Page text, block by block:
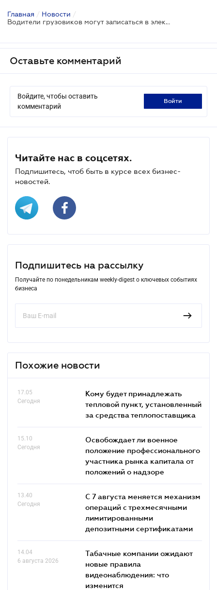
Главная / Новости /
Водители грузовиков могут записаться в электронную очередь в смартфоне: работает приложение eCherha
Оставьте комментарий
Войдите, чтобы оставить
комментарий
войти
Читайте нас в соцсетях.
Подпишитесь, чтоб быть в курсе всех бизнес-
новостей.
Подпишитесь на рассылку
Получайте по понедельникам weekly-digest о ключевых событиях
бизнеса
Похожие новости
17.05
Сегодня
Кому будет принадлежать
тепловой пункт, установленный
за средства теплопоставщика
15.10
Сегодня
Освобождает ли военное
положение профессионального
участника рынка капитала от
положений о надзоре
13.40
Сегодня
С 7 августа меняется механизм
операций с трехмесячными
лимитированными
депозитными сертификатами
14.04
6 августа 2026
Табачные компании ожидают
новые правила
видеонаблюдения: что
изменится